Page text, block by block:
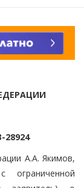
28924
А.А. Якимов,
ограниченной